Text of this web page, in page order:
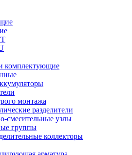
комплектующие
монтажа
разделители
смесительные узлы
группы
коллекторы